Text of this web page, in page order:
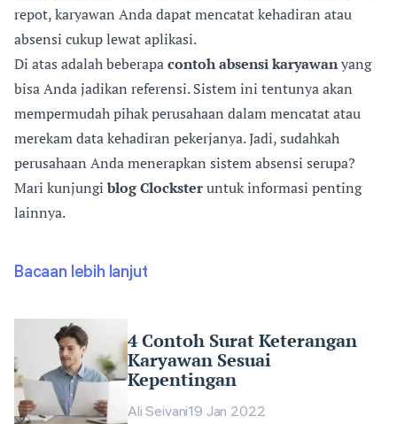
repot, karyawan Anda dapat mencatat kehadiran atau
absensi cukup lewat aplikasi.
Di atas adalah beberapacontoh absensi karyawanyang
bisa Anda jadikan referensi. Sistem ini tentunya akan
mempermudah pihak perusahaan dalam mencatat atau
merekam data kehadiran pekerjanya. Jadi, sudahkah
perusahaan Anda menerapkan sistem absensi serupa?
Mari kunjungiblog Clocksteruntuk informasi penting
lainnya.
Bacaan lebih lanjut
4 Contoh Surat Keterangan
Karyawan Sesuai
Kepentingan
Ali Seivani19 Jan 2022